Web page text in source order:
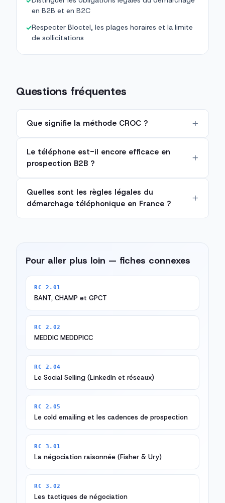
en B2B et en B2C
✓Respecter Bloctel, les plages horaires et la limite
de sollicitations
Questions fréquentes
Que signifie la méthode CROC ?
Le téléphone est-il encore efficace en
prospection B2B ?
Quelles sont les règles légales du
démarchage téléphonique en France ?
Pour aller plus loin — fiches connexes
RC 2.01
BANT, CHAMP et GPCT
RC 2.02
MEDDIC MEDDPICC
RC 2.04
Le Social Selling (LinkedIn et réseaux)
RC 2.05
Le cold emailing et les cadences de prospection
RC 3.01
La négociation raisonnée (Fisher & Ury)
RC 3.02
Les tactiques de négociation